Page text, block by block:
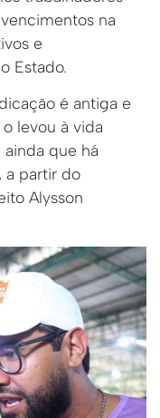
na
e
Estado.
é antiga e
levou à vida
que há
a partir do
Alysson